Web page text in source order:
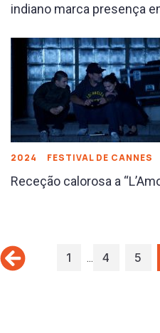
indiano marca presença
2024 FESTIVAL DE CANNES
Receção calorosa a
1 … 4 5